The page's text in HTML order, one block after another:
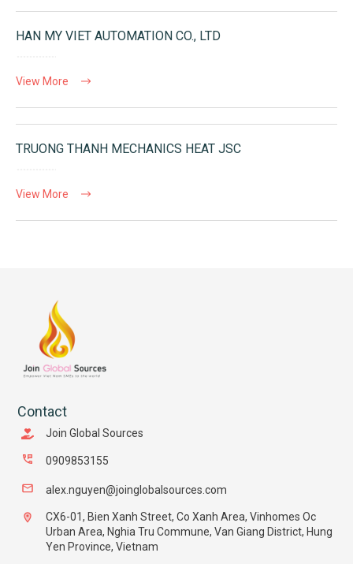
HAN MY VIET AUTOMATION CO., LTD
View More
TRUONG THANH MECHANICS HEAT JSC
View More
Contact
Join Global Sources
0909853155
alex.nguyen@joinglobalsources.com
CX6-01, Bien Xanh Street, Co Xanh Area, Vinhomes Oc
Urban Area, Nghia Tru Commune, Van Giang District, Hung
Yen Province, Vietnam